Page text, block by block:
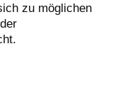
zu möglichen